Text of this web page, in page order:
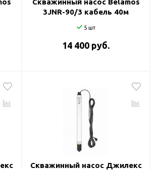
Скважинный насос Belamos
3JNR-90/3 кабель 40м
5 шт
14 400 руб.
Скважинный насос Джилекс